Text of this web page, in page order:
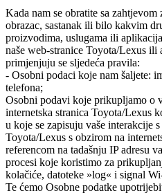
Kada nam se obratite sa
obrazac, sastanak ili bilo kakvim
proizvodima, uslugama ili
naše web-stranice Toyota/Lexus
primjenjuju se sljedeća pravila:
- Osobni podaci koje nam šaljete:
telefona;
Osobni podavi koje prikupljamo o
internetska stranica Toyota/Lexus
u koje se zapisuju vaše interakcije
Toyota/Lexus s obzirom na
referencom na tadašnju IP adresu
procesi koje koristimo za
kolačiće, datoteke »log« i signal
Te ćemo Osobne podatke